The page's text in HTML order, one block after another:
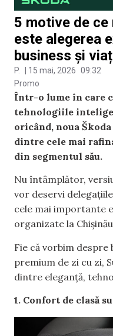
5 motive de ce
este alegerea
business și
P. 15 mai, 2026 09:32
Promo
Într-o lume în care
tehnologiile
oricând, noua
dintre cele mai
din segmentul său.
Nu întâmplător,
vor deservi
cele mai importante
organizate la
Fie că vorbim
premium de zi cu zi,
dintre eleganță,
1. Confort de clasă